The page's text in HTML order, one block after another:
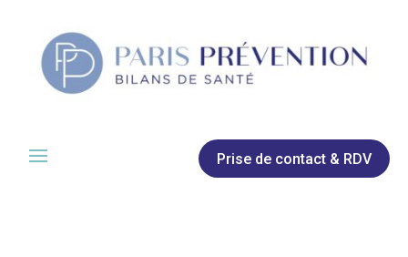
Prise de contact & RDV